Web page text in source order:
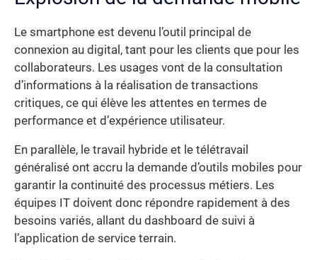
Le smartphone est devenu l’outil principal de
connexion au digital, tant pour les clients que pour les
collaborateurs. Les usages vont de la consultation
d’informations à la réalisation de transactions
critiques, ce qui élève les attentes en termes de
performance et d’expérience utilisateur.
En parallèle, le travail hybride et le télétravail
généralisé ont accru la demande d’outils mobiles pour
garantir la continuité des processus métiers. Les
équipes IT doivent donc répondre rapidement à des
besoins variés, allant du dashboard de suivi à
l’application de service terrain.